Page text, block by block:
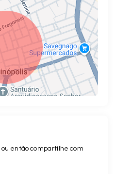
ou então compartilhe com